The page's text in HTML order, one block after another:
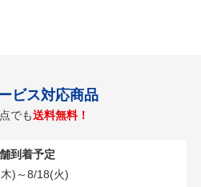
ビス対応商品
でも送料無料！
到着予定
)～8/18(火)